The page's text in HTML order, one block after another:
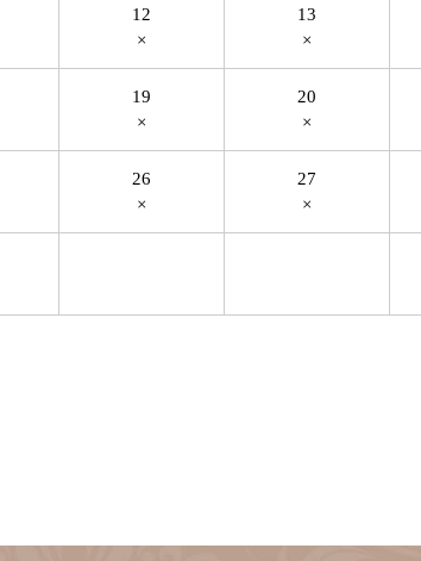
12
×
13
×
19
×
20
×
26
×
27
×